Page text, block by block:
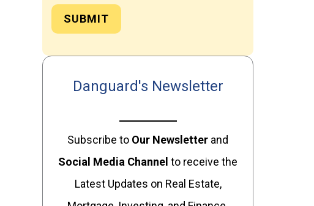
SUBMIT
Danguard's Newsletter
Subscribe to Our Newsletter and
Social Media Channel to receive the
Latest Updates on Real Estate,